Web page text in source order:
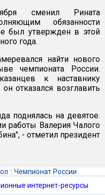
сменил Рината
обязанности
был утвержден в этой
года.
найти нового
чемпионата России.
к наставнику
отказался возглавить
поднялась на девятое.
работы Валерия Чалого
- отметил президент
:: Чемпионат России
интернет-ресурсы